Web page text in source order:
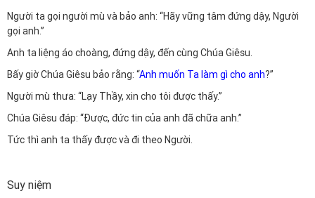
Người ta gọi người mù và bảo anh: “Hãy vững tâm đứng dậy, Người
gọi anh.”
Anh ta liệng áo choàng, đứng dậy, đến cùng Chúa Giêsu.
Bấy giờ Chúa Giêsu bảo rằng: “Anh muốn Ta làm gì cho anh?”
Người mù thưa: “Lạy Thầy, xin cho tôi được thấy.”
Chúa Giêsu đáp: “Được, đức tin của anh đã chữa anh.”
Tức thì anh ta thấy được và đi theo Người.
Suy niệm